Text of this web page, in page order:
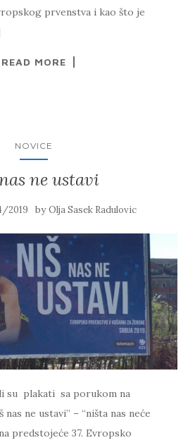
prvenstva i kao što je
READ MORE
NOVICE
ne ustavi
2019 byOlja Sasek Radulovic
su plakati sa porukom na
ne ustavi” – “ništa nas neće
predstojeće 37. Evropsko